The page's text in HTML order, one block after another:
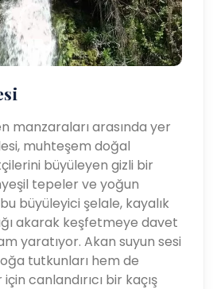
manzaraları arasında yer
muhteşem doğal
büyüleyen gizli bir
tepeler ve yoğun
büyüleyici şelale, kayalık
akarak keşfetmeye davet
yaratıyor. Akan suyun sesi
tutkunları hem de
canlandırıcı bir kaçış